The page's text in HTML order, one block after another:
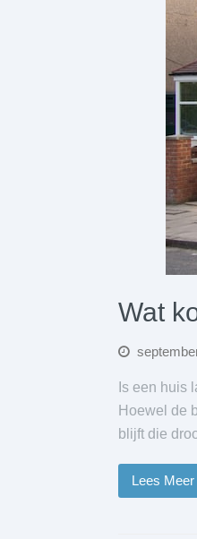
Wat
Is een huis
Hoewel de
blijft die
Lees Meer